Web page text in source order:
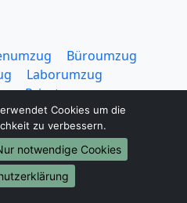
Büroumzug
Laborumzug
Privatumzug
Beiladung
Klaviertransport
Möbeltaxi
Cookies um die
zu verbessern.
notwendige Cookies